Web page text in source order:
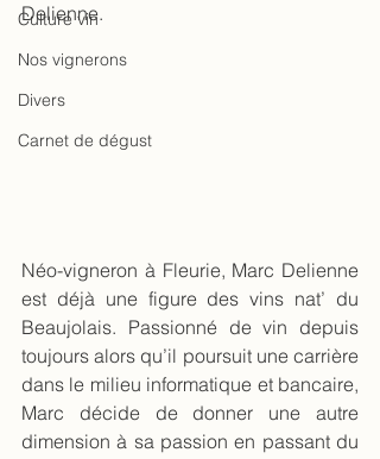
Culture vin
Nos vignerons
Divers
Carnet de dégust
Delienne.
Néo-vigneron à Fleurie, Marc Delienne
est déjà une figure des vins nat’ du
Beaujolais. Passionné de vin depuis
toujours alors qu’il poursuit une carrière
dans le milieu informatique et bancaire,
Marc décide de donner une autre
dimension à sa passion en passant du